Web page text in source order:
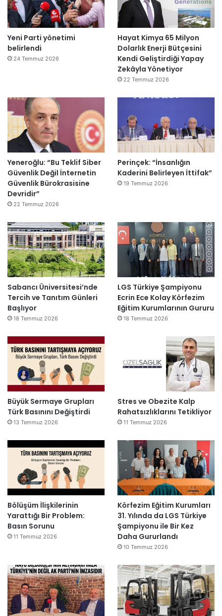
Yeni Parti yönetimi
belirlendi
24 Temmuz 2026
Hayat Kimya 65 Milyon
Dolarlık Enerji Bütçesini
Kendi Geliştirdiği Yapay
Zekâyla Yönetiyor
22 Temmuz 2026
Yeneroğlu: “Bu Teklif Siber
Güvenlik Değil İnternetin
Güvenlik Bürokrasisine
Devridir”
22 Temmuz 2026
Perinçek: “İnsanlığın
Kaderini Belirleyen İttifak”
19 Temmuz 2026
Sabancı Üniversitesi’nde
Tercih ve Tanıtım Günleri
Başlıyor
18 Temmuz 2026
LGS Türkiye Şampiyonu
Ecrin Ece Kolay Körfezim
Eğitim Kurumlarının Gururu
18 Temmuz 2026
Büyük Sermaye Grupları
Türk Basınını Değiştirdi
13 Temmuz 2026
Stres ve Obezite Kalp
Rahatsızlıklarını Tetikliyor
11 Temmuz 2026
Bölüşüm İlişkilerinin
Yarattığı Bir Problem:
Basın Sorunu
11 Temmuz 2026
Körfezim Eğitim Kurumları
31. Yılında da LGS Türkiye
Şampiyonu ile Bir Kez
Daha Gururlandı
10 Temmuz 2026